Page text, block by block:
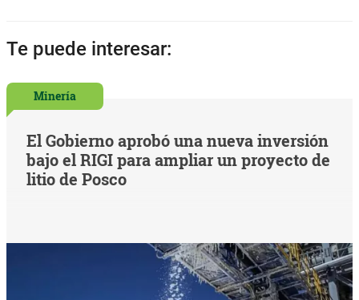
Te puede interesar:
Minería
El Gobierno aprobó una nueva inversión
bajo el RIGI para ampliar un proyecto de
litio de Posco